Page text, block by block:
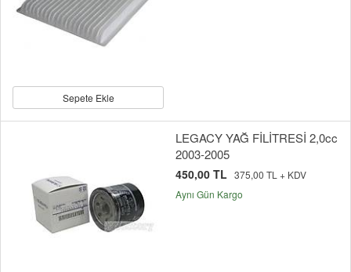
Sepete Ekle
LEGACY YAĞ FİLİTRESİ 2,0cc
2003-2005
450,00 TL 375,00 TL + KDV
Aynı Gün Kargo